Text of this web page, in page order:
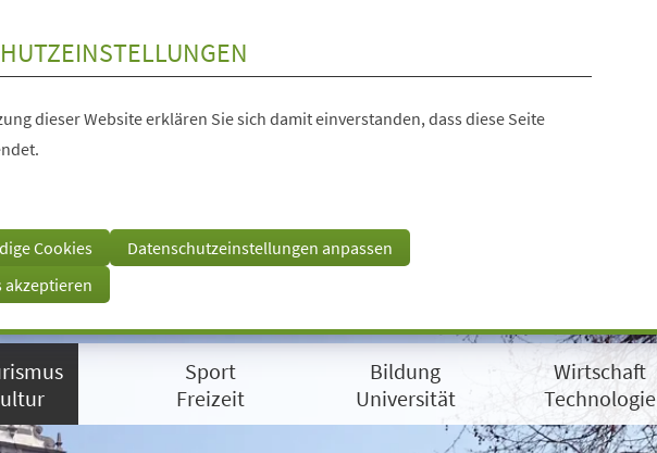
dieser Website erklären Sie sich damit einverstanden, dass diese Seite
Cookies
Datenschutzeinstellungen anpassen
akzeptieren
Sport
Freizeit
Bildung
Universität
Wirtschaft
Technologie